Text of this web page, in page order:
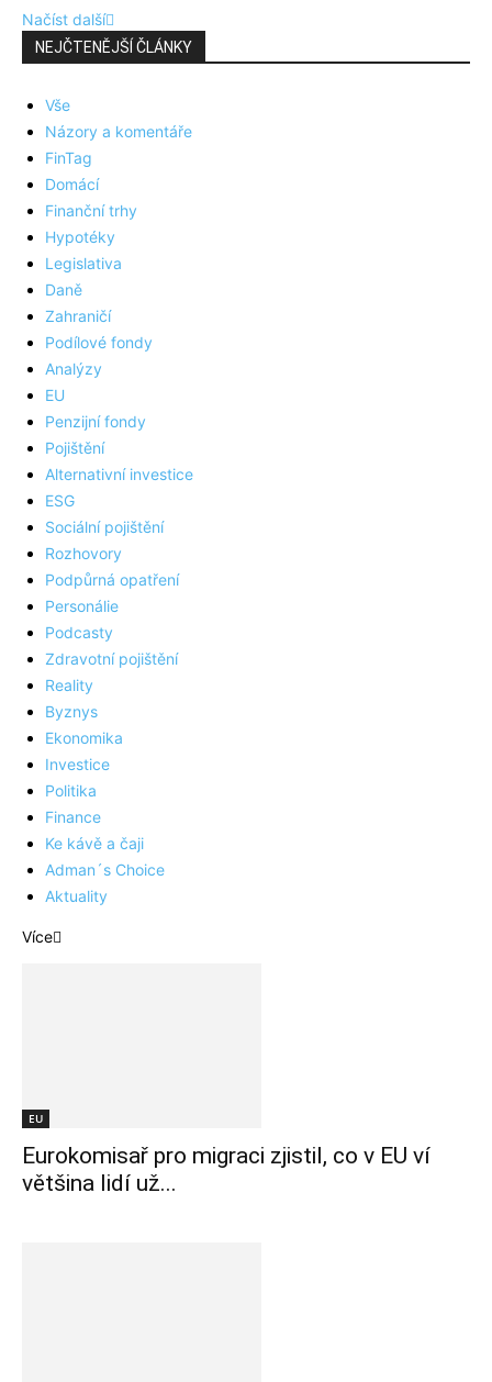
Načíst další
NEJČTENĚJŠÍ ČLÁNKY
Vše
Názory a komentáře
FinTag
Domácí
Finanční trhy
Hypotéky
Legislativa
Daně
Zahraničí
Podílové fondy
Analýzy
EU
Penzijní fondy
Pojištění
Alternativní investice
ESG
Sociální pojištění
Rozhovory
Podpůrná opatření
Personálie
Podcasty
Zdravotní pojištění
Reality
Byznys
Ekonomika
Investice
Politika
Finance
Ke kávě a čaji
Adman´s Choice
Aktuality
Více
EU
Eurokomisař pro migraci zjistil, co v EU ví
většina lidí už...